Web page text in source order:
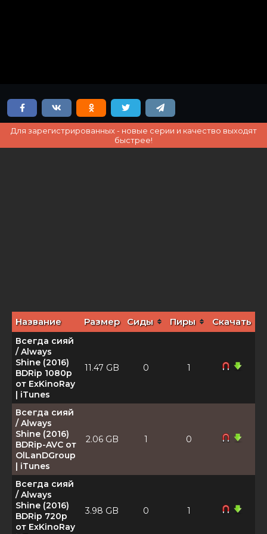
Для зарегистрированных - новые серии и качество выходят
быстрее!
Название Размер Сиды Пиры Скачать
Всегда сияй
/ Always
Shine (2016)
BDRip 1080p
от ExKinoRay
| iTunes
11.47 GB 0 1
Всегда сияй
/ Always
Shine (2016)
BDRip-AVC от
OlLanDGroup
| iTunes
2.06 GB 1 0
Всегда сияй
/ Always
Shine (2016)
BDRip 720p
от ExKinoRay
3.98 GB 0 1